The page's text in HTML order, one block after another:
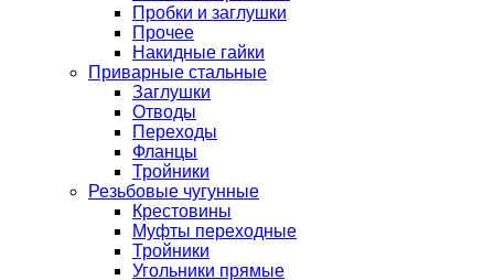
Пробки и заглушки
Прочее
Накидные гайки
Приварные стальные
Заглушки
Отводы
Переходы
Фланцы
Тройники
Резьбовые чугунные
Крестовины
Муфты переходные
Тройники
Угольники прямые